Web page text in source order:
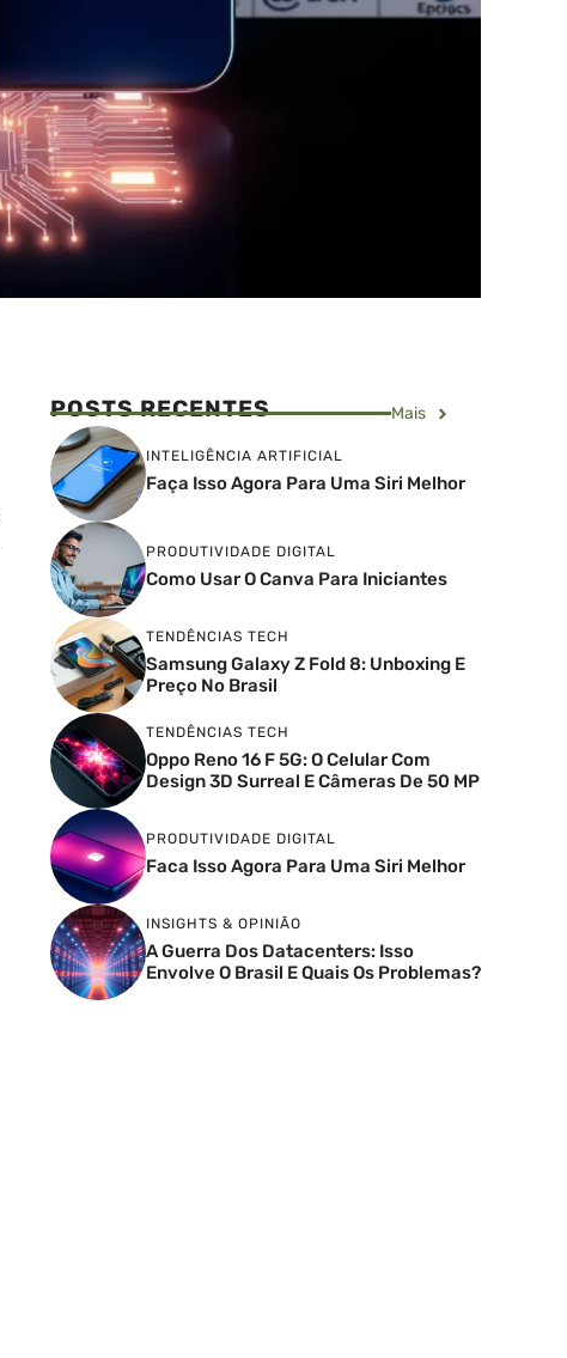
POSTS RECENTES Mais
INTELIGÊNCIA ARTIFICIAL
Faça Isso Agora Para Uma Siri Melhor
PRODUTIVIDADE DIGITAL
Como Usar O Canva Para Iniciantes
TENDÊNCIAS TECH
Samsung Galaxy Z Fold 8: Unboxing E
Preço No Brasil
TENDÊNCIAS TECH
Oppo Reno 16 F 5G: O Celular Com
Design 3D Surreal E Câmeras De 50 MP
PRODUTIVIDADE DIGITAL
Faca Isso Agora Para Uma Siri Melhor
INSIGHTS & OPINIÃO
A Guerra Dos Datacenters: Isso
Envolve O Brasil E Quais Os Problemas?